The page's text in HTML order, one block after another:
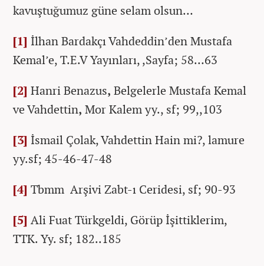
kavuştuğumuz güne selam olsun…
[1] İlhan Bardakçı Vahdeddin’den Mustafa
Kemal’e, T.E.V Yayınları, ,Sayfa; 58…63
[2] Hanri Benazus, Belgelerle Mustafa Kemal
ve Vahdettin, Mor Kalem yy., sf; 99,,103
[3] İsmail Çolak, Vahdettin Hain mi?, lamure
yy.sf; 45-46-47-48
[4] Tbmm Arşivi Zabt-ı Ceridesi, sf; 90-93
[5] Ali Fuat Türkgeldi, Görüp İşittiklerim,
TTK. Yy. sf; 182..185